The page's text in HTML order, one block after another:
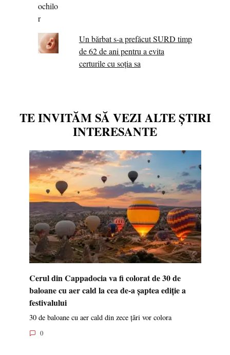
Un bărbat s-a prefăcut SURD timp
de 62 de ani pentru a evita
certurile cu soția sa
TE INVITĂM SĂ VEZI ALTE ȘTIRI
INTERESANTE
Cerul din Cappadocia va fi colorat de 30 de
baloane cu aer cald la cea de-a șaptea ediție a
festivalului
30 de baloane cu aer cald din zece țări vor colora
0